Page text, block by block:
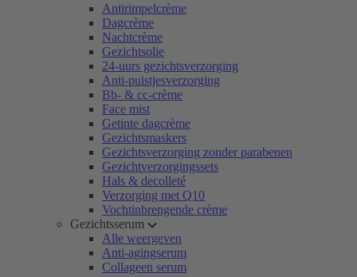
Antirimpelcrème
Dagcrème
Nachtcrème
Gezichtsolie
24-uurs gezichtsverzorging
Anti-puistjesverzorging
Bb- & cc-crème
Face mist
Getinte dagcrème
Gezichtsmaskers
Gezichtsverzorging zonder parabenen
Gezichtverzorgingssets
Hals & decolleté
Verzorging met Q10
Vochtinbrengende crème
Gezichtsserum
Alle weergeven
Anti-agingserum
Collageen serum